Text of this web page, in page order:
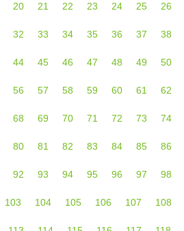
20 21 22 23 24 25 26
32 33 34 35 36 37 38
44 45 46 47 48 49 50
56 57 58 59 60 61 62
68 69 70 71 72 73 74
80 81 82 83 84 85 86
92 93 94 95 96 97 98
103 104 105 106 107 108